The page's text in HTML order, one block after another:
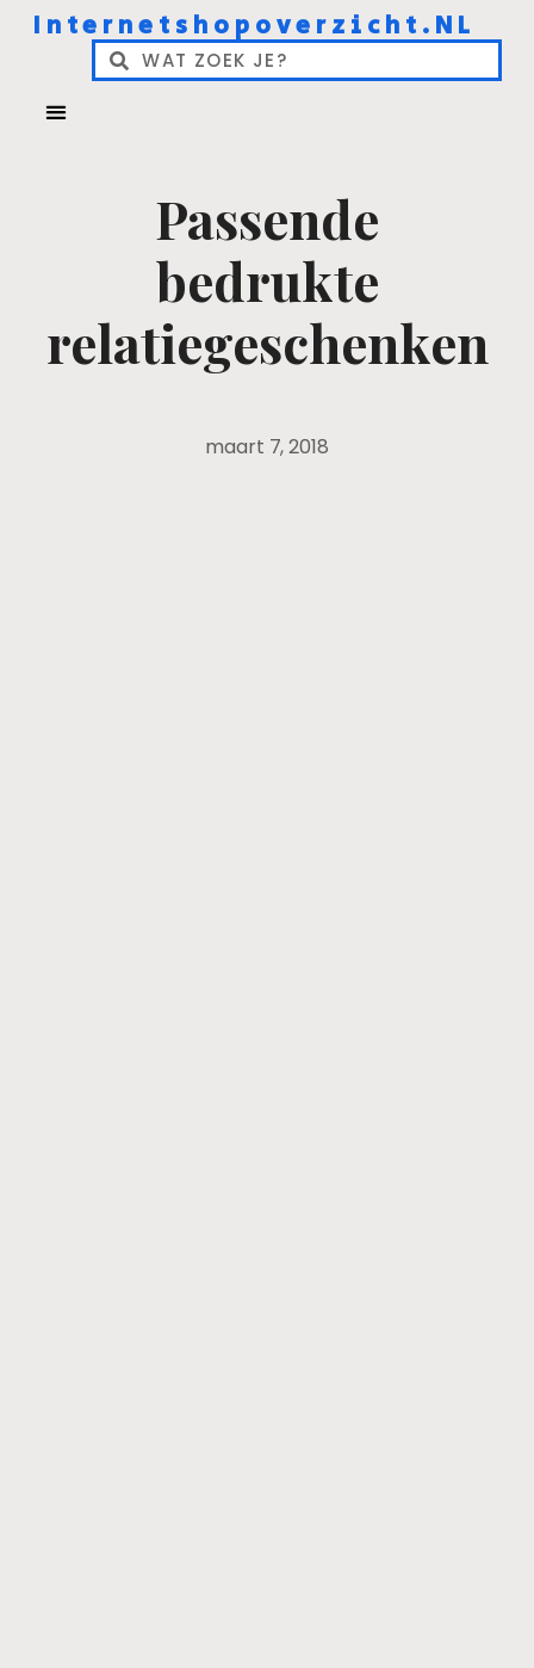
Internetshopoverzicht.NL
Passende
bedrukte
relatiegeschenken
maart 7, 2018